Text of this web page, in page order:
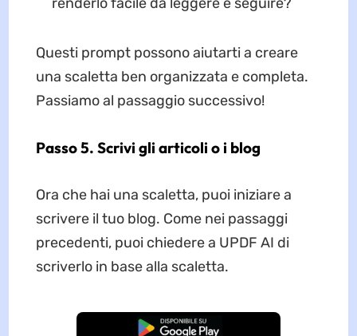
Questi prompt possono aiutarti a creare
una scaletta ben organizzata e completa.
Passiamo al passaggio successivo!
Passo 5. Scrivi gli articoli o i blog
Ora che hai una scaletta, puoi iniziare a
scrivere il tuo blog. Come nei passaggi
precedenti, puoi chiedere a UPDF AI di
scriverlo in base alla scaletta.
Download Gratis